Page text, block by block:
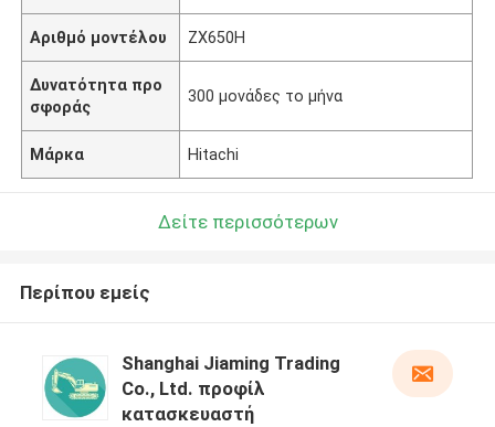
Αριθμό μοντέλου ZX650H
Δυνατότητα προ
σφοράς
300 μονάδες το μήνα
Μάρκα Hitachi
Δείτε περισσότερων
Περίπου εμείς
Shanghai Jiaming Trading
Co., Ltd. προφίλ
κατασκευαστή